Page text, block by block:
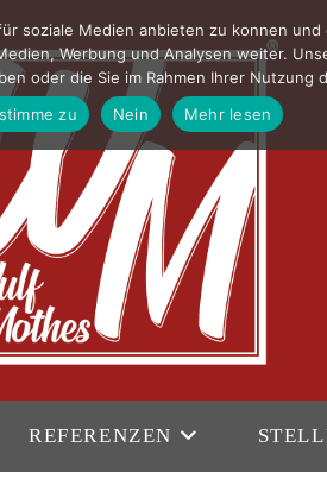
REFERENZEN
soziale Medien anbieten zu konnen
Werbung und Analysen weiter.
oder die Sie im Rahmen Ihrer Nutzung
zu
Nein Mehr lesen